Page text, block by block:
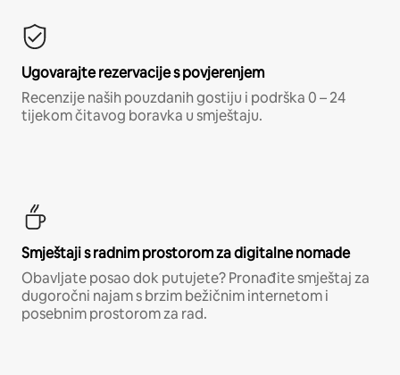
Ugovarajte rezervacije s povjerenjem
Recenzije naših pouzdanih gostiju i podrška 0 – 24
tijekom čitavog boravka u smještaju.
Smještaji s radnim prostorom za digitalne nomade
Obavljate posao dok putujete? Pronađite smještaj za
dugoročni najam s brzim bežičnim internetom i
posebnim prostorom za rad.